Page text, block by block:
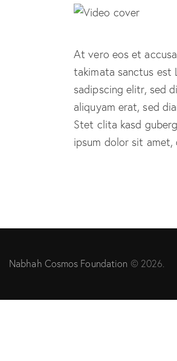
At vero eos et
takimata sanctus est
sadipscing elitr, sed
aliquyam erat, sed
Stet clita kasd
ipsum dolor sit
Nabhah Cosmos Foundation © 2026.